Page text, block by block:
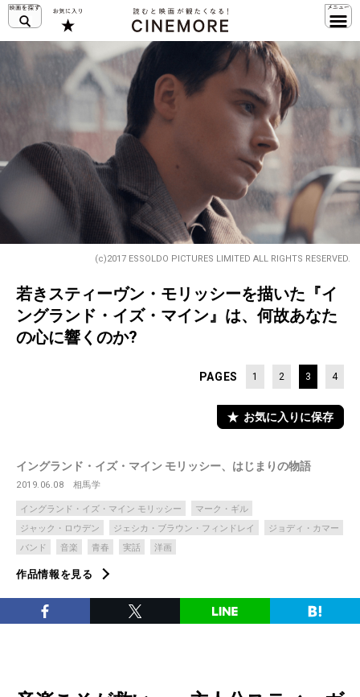
(c)2017 ESSOLDO PICTURES LIMITED ALL RIGHTS RESERVED.
若きスティーヴン・モリッシーを描いた『イ
ングランド・イズ・マイン』は、何故あなた
の心に響くのか?
PAGES 1 2 3 4
お気に入りに保存
イングランド・イズ・マイン モリッシー、はじまりの物語
2019.06.08 相馬学
イングランド・イズ・マイン モリッシー
マーク・ギル
ジャック・ロウデン
ジェシカ・ブラウン・フィンドレイ
ジョディ・カマー
バンド
音楽 青春 実話 洋画
作品情報を見る